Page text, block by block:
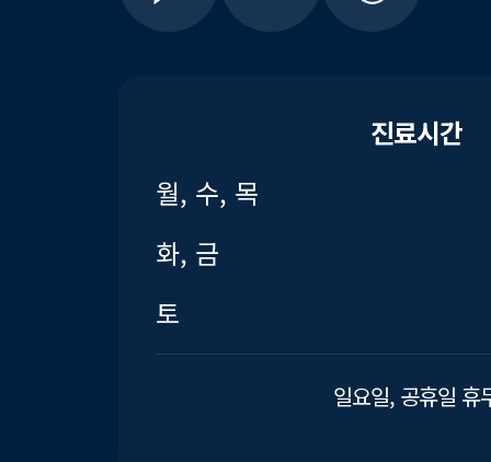
진료시간
월, 수, 목
화, 금
토
일요일, 공휴일 휴